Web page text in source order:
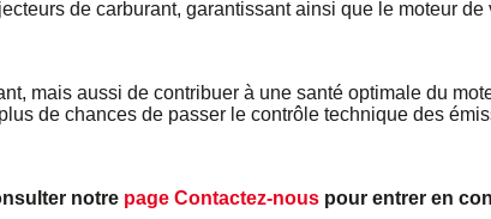
de carburant, garantissant ainsi que le moteur
mais aussi de contribuer à une santé optimale du
de chances de passer le contrôle technique des
notre page Contactez-nous pour entrer en